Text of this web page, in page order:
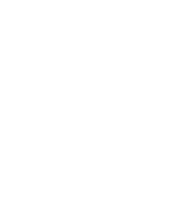
大用戶可立即使用無須另外申請。
單成立後會自動跳轉到大哥付的交易